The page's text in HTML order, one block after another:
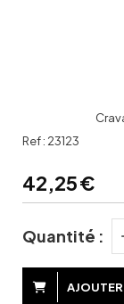
Ref : 23123
42,25€
Quantité :
AJOUTER